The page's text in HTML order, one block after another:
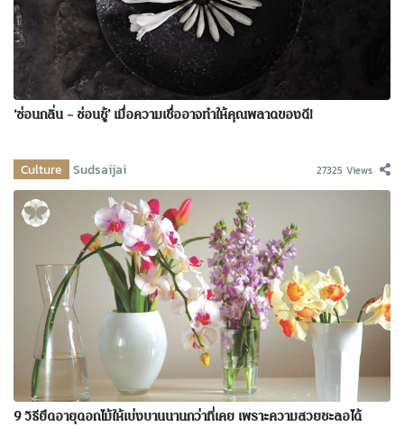
‘ซ่อนกลิ่น – ซ่อนชู้’ เมื่อความเชื่ออาจทำให้คุณพลาดของดี!
Culture Sudsaijai 27325 Views
9 วิธียืดอายุดอกไม้ให้เบ่งบานนานกว่าที่เคย เพราะความสวยชะลอได้